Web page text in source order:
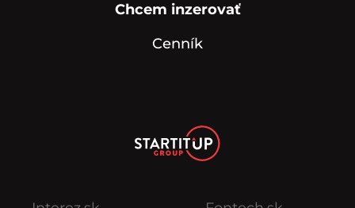
Chcem inzerovať
Cenník